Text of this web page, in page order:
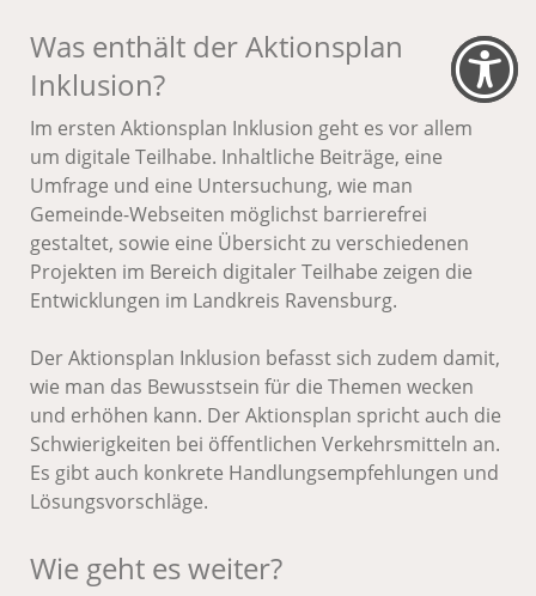
Was enthält der Aktionsplan
Inklusion?
Im ersten Aktionsplan Inklusion geht es vor allem
um digitale Teilhabe. Inhaltliche Beiträge, eine
Umfrage und eine Untersuchung, wie man
Gemeinde-Webseiten möglichst barrierefrei
gestaltet, sowie eine Übersicht zu verschiedenen
Projekten im Bereich digitaler Teilhabe zeigen die
Entwicklungen im Landkreis Ravensburg.
Der Aktionsplan Inklusion befasst sich zudem damit,
wie man das Bewusstsein für die Themen wecken
und erhöhen kann. Der Aktionsplan spricht auch die
Schwierigkeiten bei öffentlichen Verkehrsmitteln an.
Es gibt auch konkrete Handlungsempfehlungen und
Lösungsvorschläge.
Wie geht es weiter?